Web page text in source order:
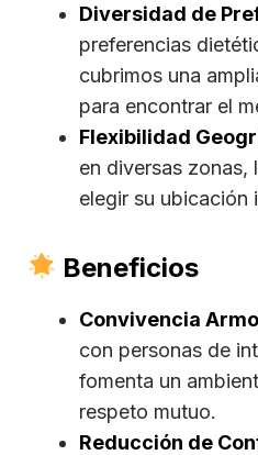
Diversidad de
preferencias
cubrimos una
para encontrar el
Flexibilidad
en diversas zonas,
elegir su ubicación
Beneficios
Convivencia
con personas de
fomenta un
respeto mutuo.
Reducción de